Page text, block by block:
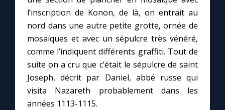
Me consacrer à Jésus par Marie
Mes intentions de prière
Une Minute avec Marie
Une neuvaine
l’inscription de Konon, de là, on entrait au
nord dans une autre petite grotte, ornée de
mosaïques et avec un sépulcre très vénéré,
comme l’indiquent différents graffiti. Tout de
suite on a cru que c’était le sépulcre de saint
Joseph, décrit par Daniel, abbé russe qui
visita Nazareth probablement dans les
années 1113-1115.